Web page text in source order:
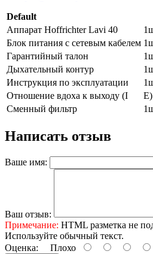
Default
Аппарат Hoffrichter Lavi 40
Блок питания с сетевым кабелем
Гарантийный талон
Дыхательный контур
Инструкция по эксплуатации
Отношение вдоха к выходу (I
Сменный фильтр
Написать отзыв
Ваше имя:
Ваш отзыв:
Примечание: HTML разметка не
Используйте обычный текст.
Оценка: Плохо